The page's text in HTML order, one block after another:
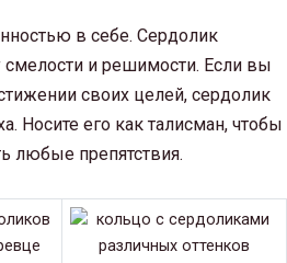
в себе. Сердолик
смелости и решимости. Если вы
своих целей, сердолик
Носите его как талисман, чтобы
любые препятствия.